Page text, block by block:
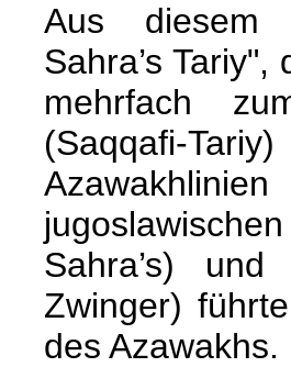
Aus diesem
Sahra’s
mehrfach
(Saqqafi-
Sahra’s)
Zwinger)
des Azawakhs.